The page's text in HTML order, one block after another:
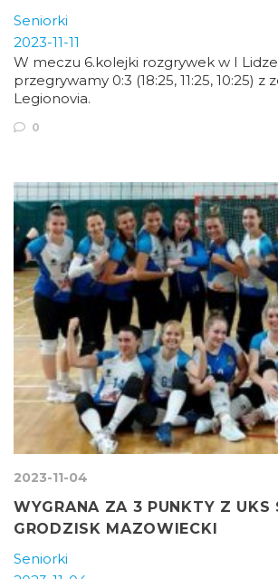
Seniorki
2023-11-11
W meczu 6.kolejki rozgrywek w I
przegrywamy 0:3 (18:25, 11:25, 10:25) z
Legionovia.
0
2023-11-04
WYGRANA ZA 3 PUNKTY Z UKS
GRODZISK MAZOWIECKI
Seniorki